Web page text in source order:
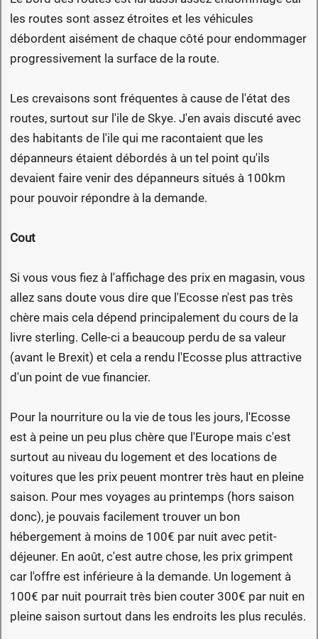
les routes sont assez étroites et les véhicules
débordent aisément de chaque côté pour endommager
progressivement la surface de la route.
Les crevaisons sont fréquentes à cause de l'état des
routes, surtout sur l'ile de Skye. J'en avais discuté avec
des habitants de l'ile qui me racontaient que les
dépanneurs étaient débordés à un tel point qu'ils
devaient faire venir des dépanneurs situés à 100km
pour pouvoir répondre à la demande.
Cout
Si vous vous fiez à l'affichage des prix en magasin, vous
allez sans doute vous dire que l'Ecosse n'est pas très
chère mais cela dépend principalement du cours de la
livre sterling. Celle-ci a beaucoup perdu de sa valeur
(avant le Brexit) et cela a rendu l'Ecosse plus attractive
d'un point de vue financier.
Pour la nourriture ou la vie de tous les jours, l'Ecosse
est à peine un peu plus chère que l'Europe mais c'est
surtout au niveau du logement et des locations de
voitures que les prix peuent montrer très haut en pleine
saison. Pour mes voyages au printemps (hors saison
donc), je pouvais facilement trouver un bon
hébergement à moins de 100€ par nuit avec petit-
déjeuner. En août, c'est autre chose, les prix grimpent
car l'offre est inférieure à la demande. Un logement à
100€ par nuit pourrait très bien couter 300€ par nuit en
pleine saison surtout dans les endroits les plus reculés.